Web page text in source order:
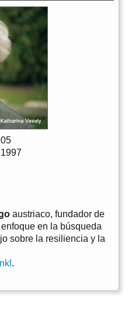
austriaco, fundador de
en la búsqueda
sobre la resiliencia y la
.